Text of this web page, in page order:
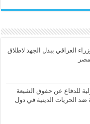
العراقي ببذل الجهد لاطلاق
للدفاع عن حقوق الشيعة
الحريات الدينية في دول